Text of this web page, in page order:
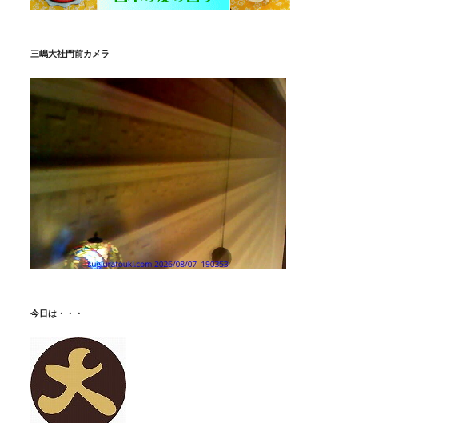
三嶋大社門前カメラ
今日は・・・